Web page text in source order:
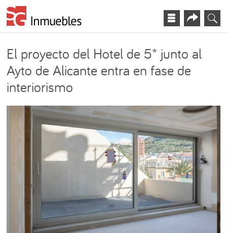
El proyecto del Hotel de 5* junto al
Ayto de Alicante entra en fase de
interiorismo